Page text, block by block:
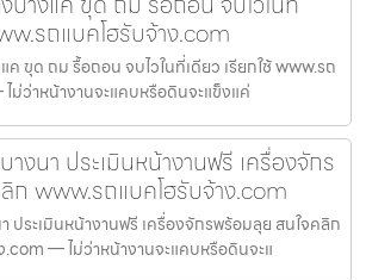
รถแบคโฮรับจ้าง.com
ค ขุด ถม รื้อถอน จบไวในที่เดียว เรียกใช้ www.รถ
ม่ว่าหน้างานจะแคบหรือดินจะแข็งแค่
างนา ประเมินหน้างานฟรี เครื่องจักร
ก www.รถแบคโฮรับจ้าง.com
ประเมินหน้างานฟรี เครื่องจักรพร้อมลุย สนใจคลิก
— ไม่ว่าหน้างานจะแคบหรือดินจะแ